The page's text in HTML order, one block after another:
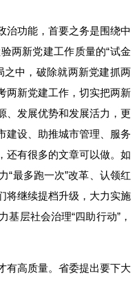
功能，首要之务是围绕中
两新党建工作质量的“试金
之中，破除就两新党建抓两
两新党建工作，切实把两新
、发展优势和发展活力，更
建设、助推城市管理、服务
还有很多的文章可以做。如
“最多跑一次”改革、认领红
将继续提档升级，大力实施
层社会治理“四助行动”，
高质量。省委提出要下大